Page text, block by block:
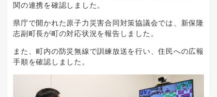
関の連携を確認しました。
県庁で開かれた原子力災害合同対策協議会では、新保隆
志副町長が町の対応状況を報告しました。
また、町内の防災無線で訓練放送を行い、住民への広報
手順を確認しました。